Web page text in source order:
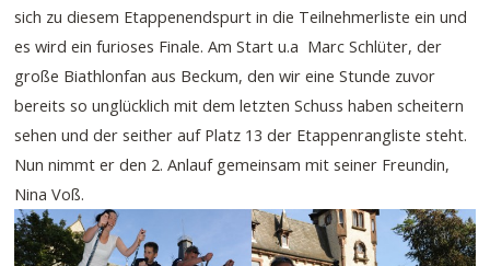
sich zu diesem Etappenendspurt in die Teilnehmerliste ein und
es wird ein furioses Finale. Am Start u.a Marc Schlüter, der
große Biathlonfan aus Beckum, den wir eine Stunde zuvor
bereits so unglücklich mit dem letzten Schuss haben scheitern
sehen und der seither auf Platz 13 der Etappenrangliste steht.
Nun nimmt er den 2. Anlauf gemeinsam mit seiner Freundin,
Nina Voß.